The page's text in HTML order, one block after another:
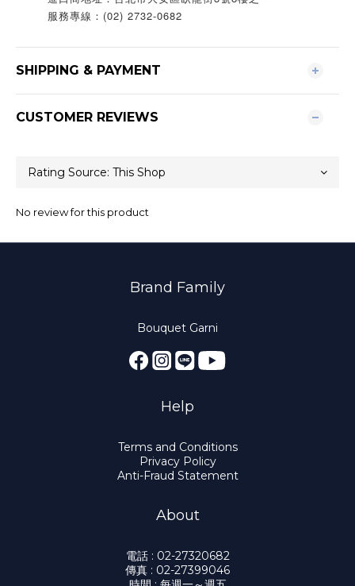
服務專線：(02) 2732-0682
SHIPPING & PAYMENT
CUSTOMER REVIEWS
No review for this product
Brand Family
Bouquet Garni
Help
Terms and Conditions
Privacy Policy
Anti-Fraud Statement
About
電話 : 02-27320682
傳真 : 02-27399046